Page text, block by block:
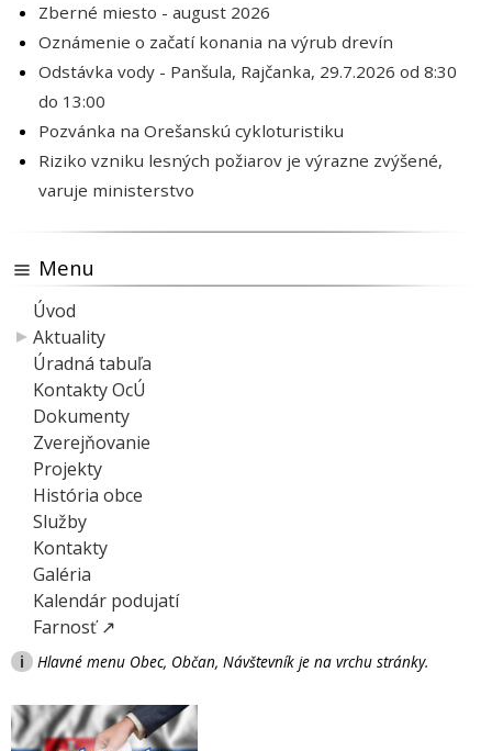
Zberné miesto - august 2026
Oznámenie o začatí konania na výrub drevín
Odstávka vody - Panšula, Rajčanka, 29.7.2026 od 8:30
do 13:00
Pozvánka na Orešanskú cykloturistiku
Riziko vzniku lesných požiarov je výrazne zvýšené,
varuje ministerstvo
Menu
Úvod
Aktuality
Úradná tabuľa
Kontakty OcÚ
Dokumenty
Zverejňovanie
Projekty
História obce
Služby
Kontakty
Galéria
Kalendár podujatí
Farnosť ↗
i Hlavné menu Obec, Občan, Návštevník je na vrchu stránky.